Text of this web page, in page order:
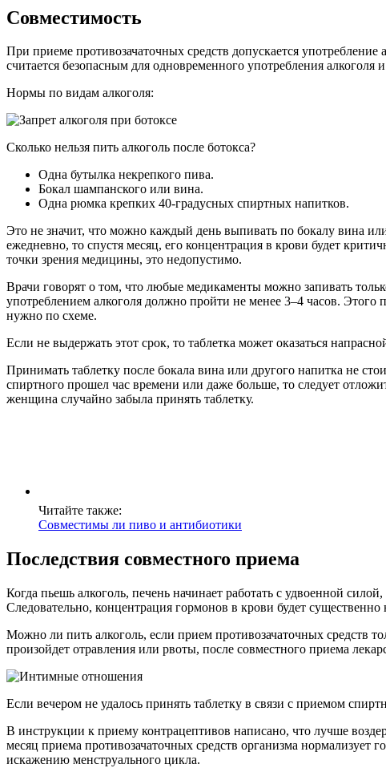
Совместимость
При приеме противозачаточных средств допускается
считается безопасным для одновременного употребления алкоголя
Нормы по видам алкоголя:
Сколько нельзя пить алкоголь после ботокса?
Одна бутылка некрепкого пива.
Бокал шампанского или вина.
Одна рюмка крепких 40-градусных спиртных напитков.
Это не значит, что можно каждый день выпивать по бокалу вина
ежедневно, то спустя месяц, его концентрация в крови будет
точки зрения медицины, это недопустимо.
Врачи говорят о том, что любые медикаменты можно запивать
употреблением алкоголя должно пройти не менее 3–4 часов. Этого
нужно по схеме.
Если не выдержать этот срок, то таблетка может оказаться
Принимать таблетку после бокала вина или другого напитка не
спиртного прошел час времени или даже больше, то следует
женщина случайно забыла принять таблетку.
Читайте также:
Совместимы ли пиво и антибиотики
Последствия совместного приема
Когда пьешь алкоголь, печень начинает работать с удвоенной
Следовательно, концентрация гормонов в крови будет
Можно ли пить алкоголь, если прием противозачаточных средств
произойдет отравления или рвоты, после совместного приема
Если вечером не удалось принять таблетку в связи с приемом
В инструкции к приему контрацептивов написано, что лучше
месяц приема противозачаточных средств организма
искажению менструального цикла.